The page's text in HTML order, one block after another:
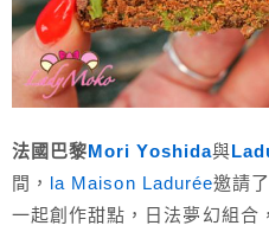
法國巴黎Mori Yoshida與
間， la Maison Ladurée邀請
一起創作甜點，日法夢幻組合